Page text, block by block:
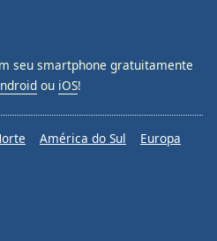
seu smartphone gratuitamente
ou iOS!
América do Sul
Europa